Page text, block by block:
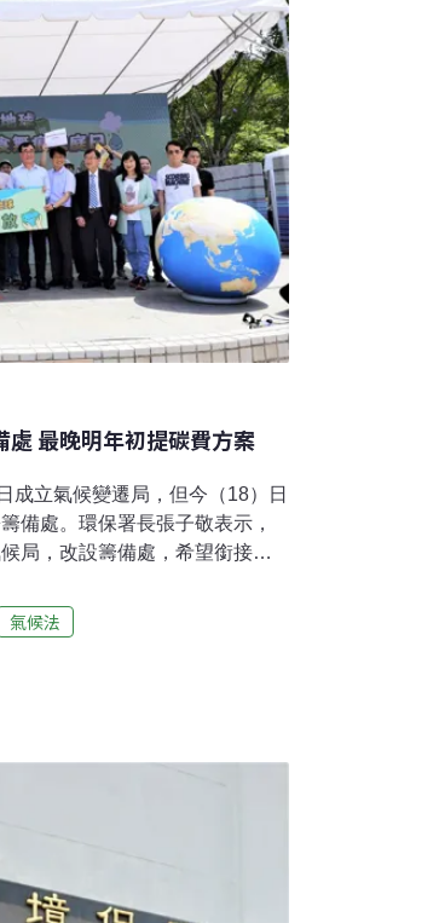
最晚明年初提碳費方案
成立氣候變遷局，但今（18）日
備處。環保署長張子敬表示，
局，改設籌備處，希望銜接環
新設氣候變遷署。氣候變遷署
，其中關鍵的碳定價及費率，
著氣候局成立沒多久後又要改
氣候法